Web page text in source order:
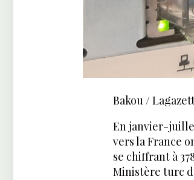
Bakou /
En janvier-
vers la France
se chiffrant à
Ministère turc